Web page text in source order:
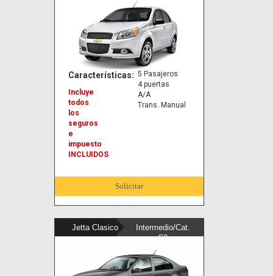
Características:
Incluye
todos
los
seguros
e
impuesto
INCLUIDOS
5 Pasajeros
4 puertas
A/A
Trans. Manual
Solicitar
Jetta Clasico
Intermedio/Cat.
C2